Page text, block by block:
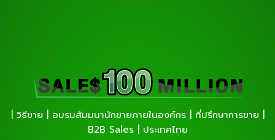
| วิธีขาย | อบรมสัมมนานักขายภายในองค์กร | ที่ปรึกษาการขาย |
B2B Sales | ประเทศไทย